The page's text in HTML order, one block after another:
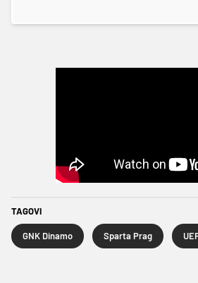
TAGOVI
GNK Dinamo Sparta Prag